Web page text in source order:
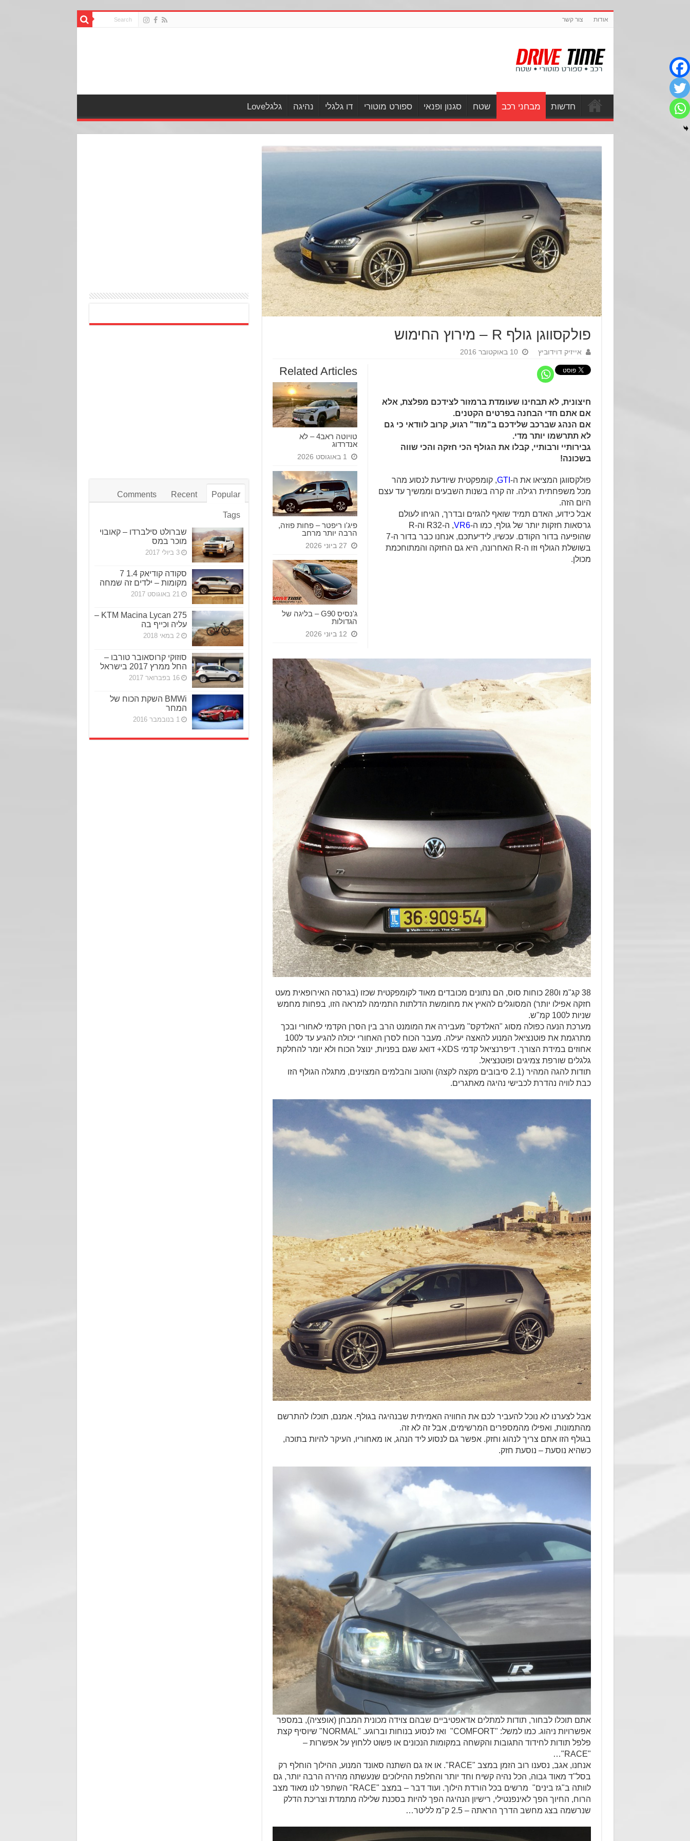
אודות צור קשר
חדשות מבחני רכב שטח סגנון ופנאי ספורט מוטורי דו גלגלי נהיגה גלגלLove
פולקסווגן גולף R – מירוץ החימוש
אייזיק דוידוביץ 10 באוקטובר 2016
Related Articles
טויוטה ראב4 – לא
אנדרדוג
1 באוגוסט 2026
פיג'ו ריפטר – פחות פוזה,
הרבה יותר מרחב
27 ביוני 2026
ג'נסיס G90 – בליגה של
הגדולות
12 ביוני 2026
חיצונית, לא תבחינו שעומדת ברמזור לצידכם מפלצת, אלא
אם אתם חדי הבחנה בפרטים הקטנים.
אם הנהג שברכב שלידכם ב"מוד" רגוע, קרוב לוודאי כי גם
לא תתרשמו יותר מדי.
גבירותיי ורבותיי, קבלו את הגולף הכי חזקה והכי שווה
בשכונה!
פולקסווגן המציאו את ה- GTI, קומפקטית שיודעת לנסוע מהר
מכל משפחתית רגילה. זה קרה בשנות השבעים וממשיך עד עצם
היום הזה.
אבל כידוע, האדם תמיד שואף להגזים ובדרך, הגיחו לעולם
גרסאות חזקות יותר של גולף, כמו ה-VR6
, ה-R32 וה-R
שהופיעה בדור הקודם. עכשיו, לידיעתכם, אנחנו כבר בדור ה-7
בשושלת הגולף וזו ה-R האחרונה, היא גם החזקה והמתוחכמת
מכולן.
38 קג"מ ו280 כוחות סוס, הם נתונים מכובדים מאוד לקומפקטית שכזו (בגרסה האירופאית מעט
חזקה אפילו יותר) המסוגלים להאיץ את מחומשת הדלתות התמימה למראה הזו, בפחות מחמש
שניות ל100 קמ"ש.
מערכת הנעה כפולה מסוג "האלדקס" מעבירה את המומנט הרב בין הסרן הקדמי לאחורי ובכך
מתרגמת את פוטנציאל המנוע להאצה יעילה. מעבר הכוח לסרן האחורי יכולה להגיע עד ל100
אחוזים במידת הצורך. דיפרנציאל קדמי XDS+ דואג שגם בפניות, ינוצל הכוח ולא יומר להחלקת
גלגלים שורפת צמיגים ופוטנציאל.
תודות להגה המהיר (2.1 סיבובים מקצה לקצה) והטוב והבלמים המצוינים, מתגלה הגולף הזו
כבת לוויה נהדרת לכבישי נהיגה מאתגרים.
אבל לצערנו לא נוכל להעביר לכם את החוויה האמיתית שבנהיגה בגולף. אמנם, תוכלו להתרשם
מהתמונות, ואפילו מהמספרים המרשימים, אבל זה לא זה.
בגולף הזו אתם צריך לנהוג וחזק. אפשר גם לנסוע ליד הנהג, או מאחוריו, העיקר להיות בתוכה,
כשהיא נוסעת – נוסעת חזק.
אתם תוכלו לבחור, תודות למתלים אדאפטיביים שבהם צוידה מכונית המבחן (אופציה), במספר
אפשרויות ניהוג. כמו למשל: "COMFORT" ואז לנסוע בנוחות וברוגע. "NORMAL" שיוסיף קצת
פלפל תודות לחידוד התגובות והקשחה במקומות הנכונים או פשוט ללחוץ על אפשרות –
"RACE"…
אנחנו, אגב, נסענו רוב הזמן במצב "RACE". או אז גם השתנה סאונד המנוע, ההילוך הוחלף רק
בסל"ד מאוד גבוה, הכל נהיה קשיח וחד יותר והחלפת ההילוכים שנעשתה מהירה הרבה יותר, גם
לוותה ב"גז בינים" מרשים בכל הורדת הילוך. ועוד דבר – במצב "RACE" השתפר לנו מאוד מצב
הרוח, החיוך הפך לאינפנטילי, רישיון הנהיגה הפך להיות בסכנת שלילה מתמדת וצריכת הדלק
שנרשמה בצג מחשב הדרך הראתה – 2.5 ק"מ לליטר…
Popular
Recent
Comments
Tags
שברולט סילברדו – קאובוי
מוכר במס
3 ביולי 2017
סקודה קודיאק 1.4 7
מקומות – ילדים זה שמחה
21 באוגוסט 2017
KTM Macina Lycan 275 –
עליה וכייף בה
2 במאי 2018
סוזוקי קרוסאובר טורבו –
החל ממרץ 2017 בישראל
16 בפברואר 2017
BMWi השקת הכוח של
המחר
1 בנובמבר 2016